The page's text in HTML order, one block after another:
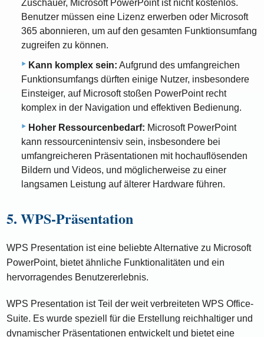
Zuschauer, Microsoft PowerPoint ist nicht kostenlos.
Benutzer müssen eine Lizenz erwerben oder Microsoft
365 abonnieren, um auf den gesamten Funktionsumfang
zugreifen zu können.
Kann komplex sein: Aufgrund des umfangreichen
Funktionsumfangs dürften einige Nutzer, insbesondere
Einsteiger, auf Microsoft stoßen PowerPoint recht
komplex in der Navigation und effektiven Bedienung.
Hoher Ressourcenbedarf: Microsoft PowerPoint
kann ressourcenintensiv sein, insbesondere bei
umfangreicheren Präsentationen mit hochauflösenden
Bildern und Videos, und möglicherweise zu einer
langsamen Leistung auf älterer Hardware führen.
5. WPS-Präsentation
WPS Presentation ist eine beliebte Alternative zu Microsoft
PowerPoint, bietet ähnliche Funktionalitäten und ein
hervorragendes Benutzererlebnis.
WPS Presentation ist Teil der weit verbreiteten WPS Office-
Suite. Es wurde speziell für die Erstellung reichhaltiger und
dynamischer Präsentationen entwickelt und bietet eine